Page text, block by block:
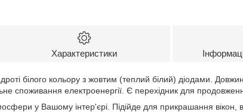
Характеристики
білого кольору з жовтим (теплий білий) діодами.
споживання електроенергії. Є перехідник для
у Вашому інтер'єрі. Підійде для прикрашання вікон,